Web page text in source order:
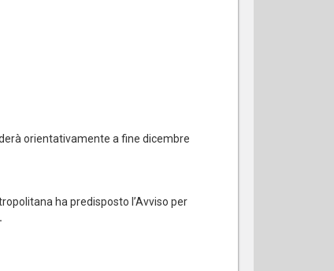
orientativamente a fine dicembre
ha predisposto l’Avviso per